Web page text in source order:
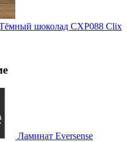
шоколад CXP088 Clix
Ламинат Eversense